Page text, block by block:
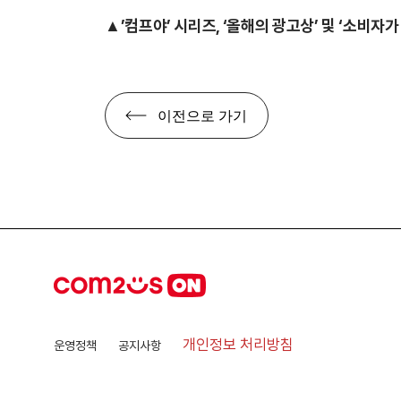
▲’컴프야’ 시리즈, ‘올해의 광고상’ 및 ‘소비자
이전으로 가기
운영정책 공지사항 개인정보 처리방침